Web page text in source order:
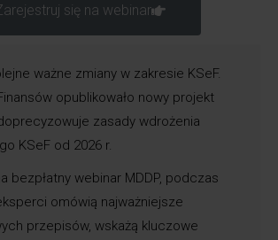
się na webinar
ważne zmiany w zakresie KSeF.
opublikowało nowy projekt
zasady wdrożenia
KSeF od 2026 r.
bezpłatny webinar MDDP, podczas
omówią najważniejsze
przepisów, wskażą kluczowe